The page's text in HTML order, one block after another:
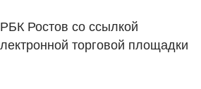
Ростов со ссылкой
торговой площадки